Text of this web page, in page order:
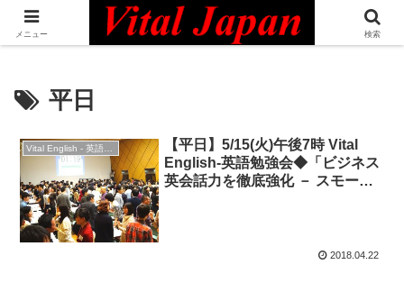
日本最大級の英語コミュニティ・Bilingual Professionals Network
平日
Vital English - 英語勉強会
【平日】5/15(火)午後7時 Vital
English-英語勉強会◆「ビジネス
英会話力を徹底強化 － スモール
2018.04.22
メニュー 検索